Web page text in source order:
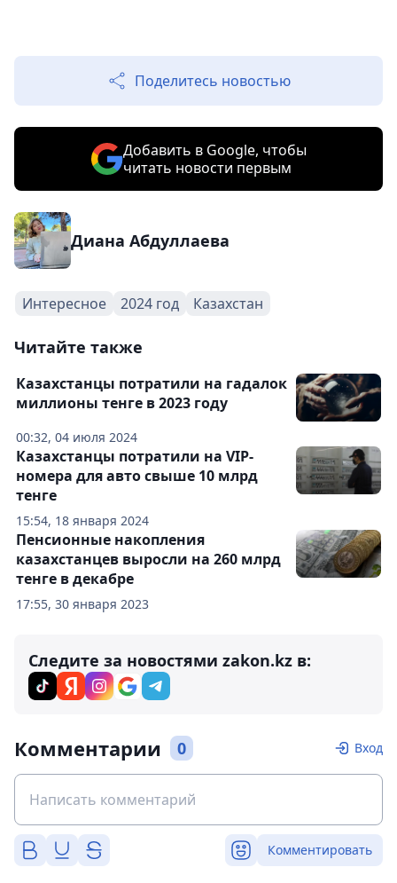
Поделитесь новостью
Добавить в Google, чтобы
читать новости первым
Диана Абдуллаева
Интересное 2024 год Казахстан
Читайте также
00:32, 04 июля 2024
Казахстанцы потратили на гадалок
миллионы тенге в 2023 году
15:54, 18 января 2024
Казахстанцы потратили на VIP-
номера для авто свыше 10 млрд
тенге
17:55, 30 января 2023
Пенсионные накопления
казахстанцев выросли на 260 млрд
тенге в декабре
Следите за новостями zakon.kz в:
Комментарии 0 Вход
Комментировать